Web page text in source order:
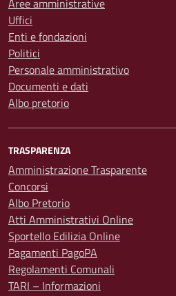
Aree amministrative
Uffici
Enti e fondazioni
Politici
Personale amministrativo
Documenti e dati
Albo pretorio
TRASPARENZA
Amministrazione Trasparente
Concorsi
Albo Pretorio
Atti Amministrativi Online
Sportello Edilizia Online
Pagamenti PagoPA
Regolamenti Comunali
TARI – Informazioni